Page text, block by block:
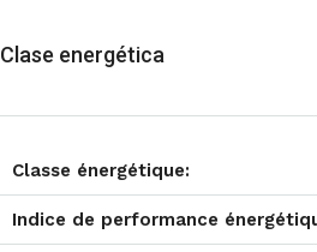
Clase energética
Classe énergétique:
Indice de performance